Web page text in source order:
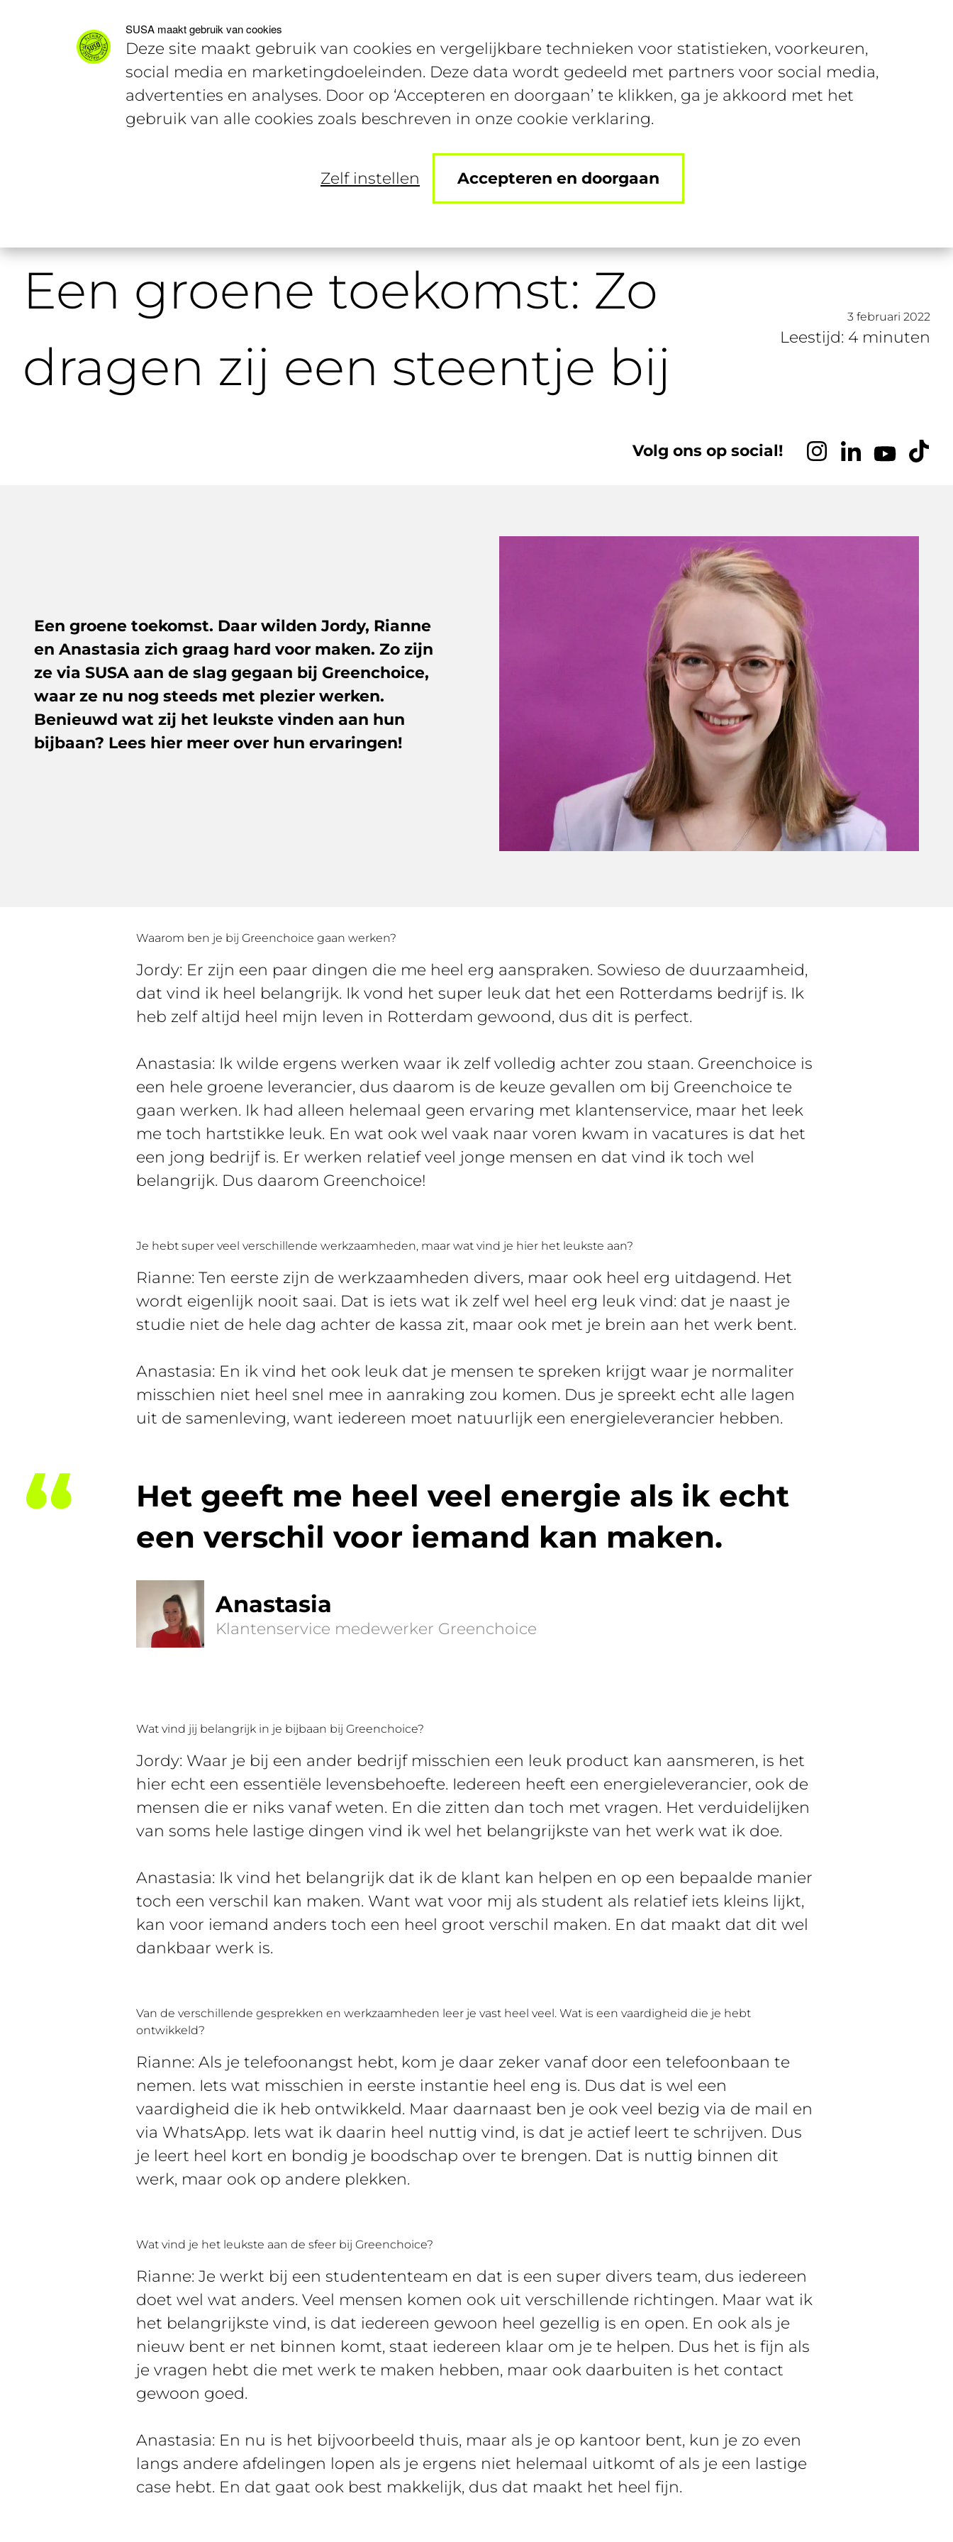
SUSA maakt gebruik van cookies
Deze site maakt gebruik van cookies en vergelijkbare technieken voor statistieken, voorkeuren,
social media en marketingdoeleinden. Deze data wordt gedeeld met partners voor social media,
advertenties en analyses. Door op ‘Accepteren en doorgaan’ te klikken, ga je akkoord met het
gebruik van alle cookies zoals beschreven in onze cookie verklaring.
Zelf instellen Accepteren en doorgaan
Bijbanen Studentencontent Join SUSA Login
Een groene toekomst: Zo dragen zij een steentje bij
Een groene toekomst: Zo
dragen zij een steentje bij
3 februari 2022
Leestijd: 4 minuten
Volg ons op social!
Een groene toekomst. Daar wilden Jordy, Rianne
en Anastasia zich graag hard voor maken. Zo zijn
ze via SUSA aan de slag gegaan bij Greenchoice,
waar ze nu nog steeds met plezier werken.
Benieuwd wat zij het leukste vinden aan hun
bijbaan? Lees hier meer over hun ervaringen!
Waarom ben je bij Greenchoice gaan werken?
Jordy: Er zijn een paar dingen die me heel erg aanspraken. Sowieso de duurzaamheid,
dat vind ik heel belangrijk. Ik vond het super leuk dat het een Rotterdams bedrijf is. Ik
heb zelf altijd heel mijn leven in Rotterdam gewoond, dus dit is perfect.
Anastasia: Ik wilde ergens werken waar ik zelf volledig achter zou staan. Greenchoice is
een hele groene leverancier, dus daarom is de keuze gevallen om bij Greenchoice te
gaan werken. Ik had alleen helemaal geen ervaring met klantenservice, maar het leek
me toch hartstikke leuk. En wat ook wel vaak naar voren kwam in vacatures is dat het
een jong bedrijf is. Er werken relatief veel jonge mensen en dat vind ik toch wel
belangrijk. Dus daarom Greenchoice!
Je hebt super veel verschillende werkzaamheden, maar wat vind je hier het leukste aan?
Rianne: Ten eerste zijn de werkzaamheden divers, maar ook heel erg uitdagend. Het
wordt eigenlijk nooit saai. Dat is iets wat ik zelf wel heel erg leuk vind: dat je naast je
studie niet de hele dag achter de kassa zit, maar ook met je brein aan het werk bent.
Anastasia: En ik vind het ook leuk dat je mensen te spreken krijgt waar je normaliter
misschien niet heel snel mee in aanraking zou komen. Dus je spreekt echt alle lagen
uit de samenleving, want iedereen moet natuurlijk een energieleverancier hebben.
Het geeft me heel veel energie als ik echt
een verschil voor iemand kan maken.
Anastasia
Klantenservice medewerker Greenchoice
Wat vind jij belangrijk in je bijbaan bij Greenchoice?
Jordy: Waar je bij een ander bedrijf misschien een leuk product kan aansmeren, is het
hier echt een essentiële levensbehoefte. Iedereen heeft een energieleverancier, ook de
mensen die er niks vanaf weten. En die zitten dan toch met vragen. Het verduidelijken
van soms hele lastige dingen vind ik wel het belangrijkste van het werk wat ik doe.
Anastasia: Ik vind het belangrijk dat ik de klant kan helpen en op een bepaalde manier
toch een verschil kan maken. Want wat voor mij als student als relatief iets kleins lijkt,
kan voor iemand anders toch een heel groot verschil maken. En dat maakt dat dit wel
dankbaar werk is.
Van de verschillende gesprekken en werkzaamheden leer je vast heel veel. Wat is een vaardigheid die je hebt
ontwikkeld?
Rianne: Als je telefoonangst hebt, kom je daar zeker vanaf door een telefoonbaan te
nemen. Iets wat misschien in eerste instantie heel eng is. Dus dat is wel een
vaardigheid die ik heb ontwikkeld. Maar daarnaast ben je ook veel bezig via de mail en
via WhatsApp. Iets wat ik daarin heel nuttig vind, is dat je actief leert te schrijven. Dus
je leert heel kort en bondig je boodschap over te brengen. Dat is nuttig binnen dit
werk, maar ook op andere plekken.
Wat vind je het leukste aan de sfeer bij Greenchoice?
Rianne: Je werkt bij een studententeam en dat is een super divers team, dus iedereen
doet wel wat anders. Veel mensen komen ook uit verschillende richtingen. Maar wat ik
het belangrijkste vind, is dat iedereen gewoon heel gezellig is en open. En ook als je
nieuw bent er net binnen komt, staat iedereen klaar om je te helpen. Dus het is fijn als
je vragen hebt die met werk te maken hebben, maar ook daarbuiten is het contact
gewoon goed.
Anastasia: En nu is het bijvoorbeeld thuis, maar als je op kantoor bent, kun je zo even
langs andere afdelingen lopen als je ergens niet helemaal uitkomt of als je een lastige
case hebt. En dat gaat ook best makkelijk, dus dat maakt het heel fijn.